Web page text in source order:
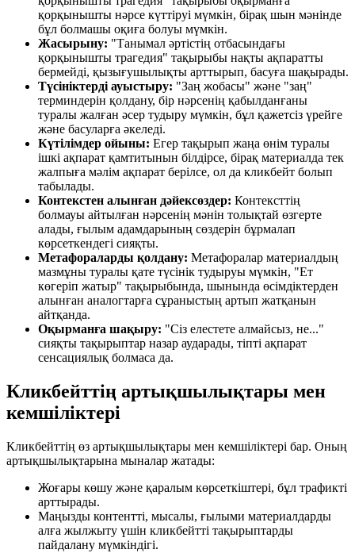
қорқынышты нәрсе күттіруі мүмкін, бірақ шын мәнінде
бұл болмашы оқиға болуы мүмкін.
Жасырыну: "Танымал әртістің отбасындағы
қорқынышты трагедия" тақырыбы нақты ақпаратты
бермейді, қызығушылықты арттырып, басуға шақырады.
Түсініктерді ауыстыру: "Заң жобасы" және "заң"
терминдерін қолдану, бір нәрсенің қабылданғаны
туралы жалған әсер тудыру мүмкін, бұл қажетсіз үрейге
және басуларға әкеледі.
Күтілімдер ойыны: Егер тақырып жаңа өнім туралы
ішкі ақпарат қамтитынын білдірсе, бірақ материалда тек
жалпыға мәлім ақпарат берілсе, ол да кликбейт болып
табылады.
Контекстен алынған дәйексөздер: Контексттің
болмауы айтылған нәрсенің мәнін толықтай өзгерте
алады, ғылым адамдарының сөздерін бұрмалап
көрсеткендегі сияқты.
Метафораларды қолдану: Метафоралар материалдың
мазмұны туралы қате түсінік тудыруы мүмкін, "Ет
көгеріп жатыр" тақырыбында, шынында өсімдіктерден
алынған аналогтарға сұраныстың артып жатқанын
айтқанда.
Оқырманға шақыру: "Сіз елестете алмайсыз, не..."
сияқты тақырыптар назар аударады, тіпті ақпарат
сенсациялық болмаса да.
Кликбейттің артықшылықтары мен
кемшіліктері
Кликбейттің өз артықшылықтары мен кемшіліктері бар. Оның
артықшылықтарына мыналар жатады:
Жоғары көшу және қаралым көрсеткіштері, бұл трафикті
арттырады.
Маңызды контентті, мысалы, ғылыми материалдарды
алға жылжыту үшін кликбейтті тақырыптарды
пайдалану мүмкіндігі.